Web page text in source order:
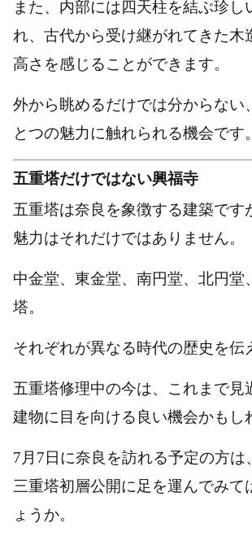
また、内部には四天柱を結ぶ珍し
れ、古代から受け継がれてきた木
高さを感じることができます。
外から眺めるだけでは分からない
とつの魅力に触れられる機会です。
五重塔だけではない興福寺
五重塔は奈良を象徴する建築です
魅力はそれだけではありません。
中金堂、東金堂、南円堂、北円堂
塔。
それぞれが異なる時代の歴史を伝
五重塔修理中の今は、これまで見
建物に目を向ける良い機会かもし
7月7日に奈良を訪れる予定の方は
三重塔初層公開に足を運んでみて
ょうか。